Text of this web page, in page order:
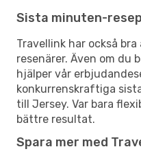
Sista minuten-
Travellink har också
resenärer. Även om du
hjälper vår
konkurrenskraftiga
till Jersey. Var bara
bättre resultat.
Spara mer med